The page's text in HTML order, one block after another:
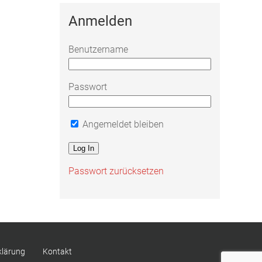
Anmelden
Benutzername
Passwort
Angemeldet bleiben
Passwort zurücksetzen
Kontakt